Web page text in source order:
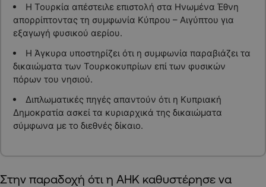
Η Τουρκία απέστειλε επιστολή στα Ηνωμένα Έθνη
απορρίπτοντας τη συμφωνία Κύπρου – Αιγύπτου για
εξαγωγή φυσικού αερίου.
Η Άγκυρα υποστηρίζει ότι η συμφωνία παραβιάζει τα
δικαιώματα των Τουρκοκυπρίων επί των φυσικών
πόρων του νησιού.
Διπλωματικές πηγές απαντούν ότι η Κυπριακή
Δημοκρατία ασκεί τα κυριαρχικά της δικαιώματα
σύμφωνα με το διεθνές δίκαιο.
Στην παραδοχή ότι η ΑΗΚ καθυστέρησε να